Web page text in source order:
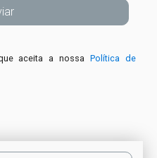
aceita a nossaPolítica de